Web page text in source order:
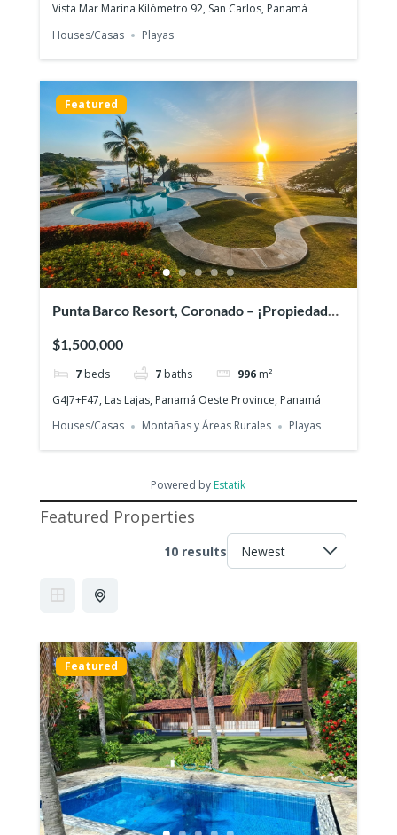
Vista Mar Marina Kilómetro 92, San Carlos, Panamá
Houses/Casas
Playas
Featured
Punta Barco Resort, Coronado – ¡Propiedad
prestigiosa comunidad cerrada!
$1,500,000
7 beds 7 baths 996 m²
G4J7+F47, Las Lajas, Panamá Oeste Province, Panamá
Houses/Casas
Montañas y Áreas Rurales Playas
Powered by Estatik
Featured Properties
10 results
Featured